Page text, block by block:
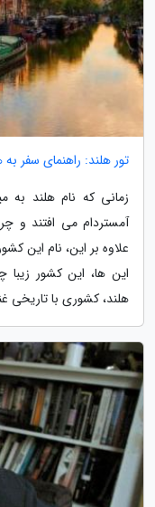
تور هلند: راهنمای سفر به
زمانی که نام هلند به
آمستردام می افتند و
علاوه بر این، نام این
این ها، این کشور زیبا
هلند، کشوری با تاریخی